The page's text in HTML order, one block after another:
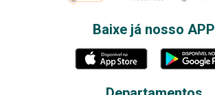
Baixe já nosso APP